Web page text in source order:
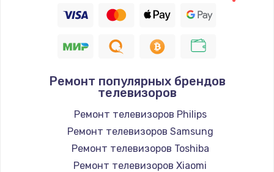
Восстановление цепи питания, пайка
Заказать
Программный ремонт/прошивка
Замена Bluetooth/Wi-Fi модуля
Ремонт популярных брендов
телевизоров
Ремонт телевизоров Philips
Ремонт телевизоров Samsung
Ремонт телевизоров Toshiba
Ремонт телевизоров Xiaomi